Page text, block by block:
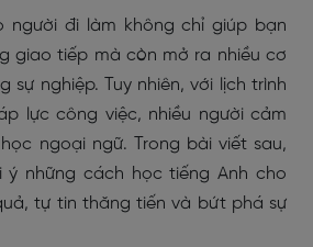
người đi làm không chỉ giúp bạn
giao tiếp mà còn mở ra nhiều cơ
sự nghiệp. Tuy nhiên, với lịch trình
lực công việc, nhiều người cảm
ngoại ngữ. Trong bài viết sau,
ý những cách học tiếng Anh cho
tự tin thăng tiến và bứt phá sự